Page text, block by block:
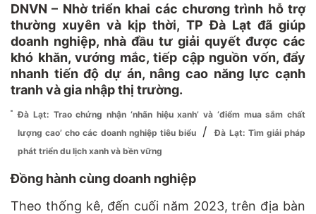
DNVN – Nhờ triển khai các chương trình hỗ trợ
thường xuyên và kịp thời, TP Đà Lạt đã giúp
doanh nghiệp, nhà đầu tư giải quyết được các
khó khăn, vướng mắc, tiếp cập nguồn vốn, đẩy
nhanh tiến độ dự án, nâng cao năng lực cạnh
tranh và gia nhập thị trường.
Đà Lạt: Trao chứng nhận ‘nhãn hiệu xanh’ và ‘điểm mua sắm chất
lượng cao’ cho các doanh nghiệp tiêu biểu
/
Đà Lạt: Tìm giải pháp
phát triển du lịch xanh và bền vững
Đồng hành cùng doanh nghiệp
Theo thống kê, đến cuối năm 2023, trên địa bàn